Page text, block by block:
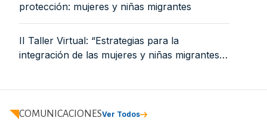
protección: mujeres y niñas migrantes
II Taller Virtual: “Estrategias para la
integración de las mujeres y niñas migrantes:
COMUNICACIONESVer Todos